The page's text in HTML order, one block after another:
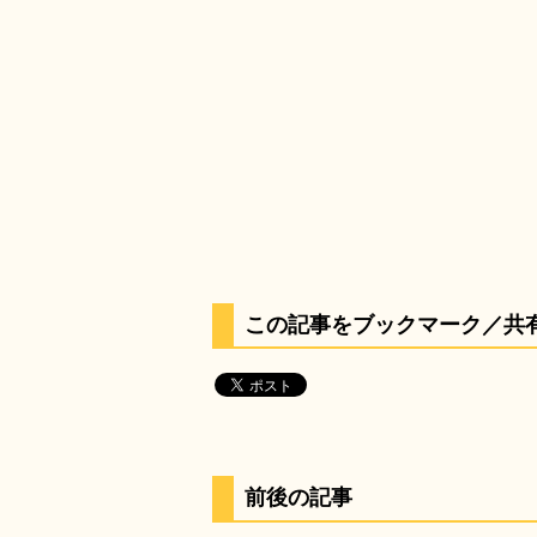
この記事をブックマーク／共
前後の記事